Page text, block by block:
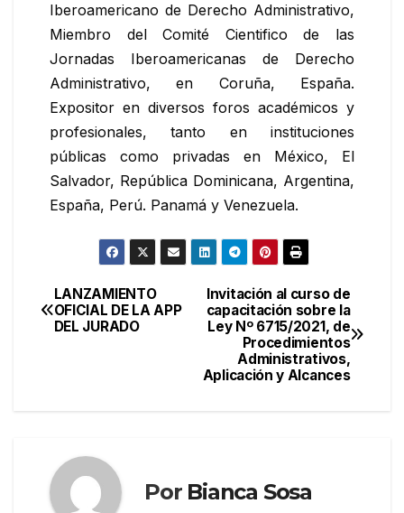
Iberoamericano de Derecho Administrativo,
Miembro del Comité Cientifico de las
Jornadas Iberoamericanas de Derecho
Administrativo, en Coruña, España.
Expositor en diversos foros académicos y
profesionales, tanto en instituciones
públicas como privadas en México, El
Salvador, República Dominicana, Argentina,
España, Perú. Panamá y Venezuela.
Invitación al curso de
capacitación sobre la
Ley Nº 6715/2021, de
Procedimientos
Administrativos,
Aplicación y Alcances
LANZAMIENTO
OFICIAL DE LA APP
DEL JURADO
Por Bianca Sosa